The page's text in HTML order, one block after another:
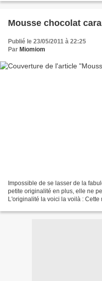
Mousse chocolat
Publié le 23/05/2011 à 22:25
Par Miomiom
Impossible de se lasser de la
petite originalité en plus, elle ne
L'originalité la voici la voilà : Cette